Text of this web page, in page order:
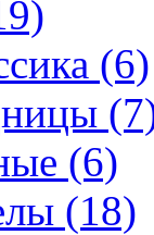
(6)
(6)
(18)